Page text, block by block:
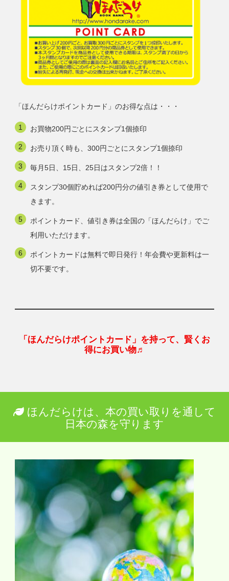
「ほんだらけポイントカード」のお得な点は・・・
お買物200円ごとにスタンプ1個捺印
お売り頂く時も、300円ごとにスタンプ1個捺印
毎月5日、15日、25日はスタンプ2倍！！
スタンプ30個貯めれば200円分の値引き券として使用で
きます。
ポイントカード、値引き券は全国の「ほんだらけ」でご
利用いただけます。
ポイントカードは無料で即日発行！年会費や更新料は一
切不要です。
「ほんだらけポイントカード」を持って、賢くお
得にお買い物♬
ほんだらけは、本の買い取りを通して
日本の森を守ります